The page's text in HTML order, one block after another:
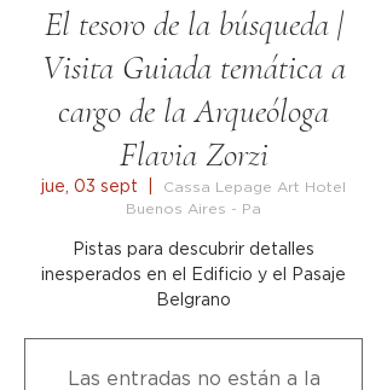
El tesoro de la búsqueda |
Visita Guiada temática a
cargo de la Arqueóloga
Flavia Zorzi
jue, 03 sept
Cassa Lepage Art Hotel
Buenos Aires - Pa
Pistas para descubrir detalles
inesperados en el Edificio y el Pasaje
Belgrano
Las entradas no están a la